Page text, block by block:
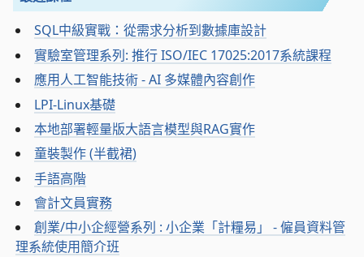
SQL中級實戰：從需求分析到數據庫設計
實驗室管理系列: 推行 ISO/IEC 17025:2017系統課程
應用人工智能技術 - AI 多媒體內容創作
LPI-Linux基礎
本地部署輕量版大語言模型與RAG實作
童裝製作 (半截裙)
手語高階
會計文員實務
創業/中小企經營系列 : 小企業「計糧易」 - 僱員資料管
理系統使用簡介班